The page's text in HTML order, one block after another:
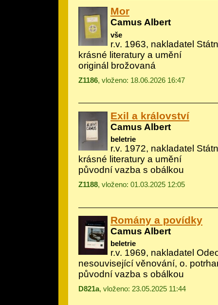
Mor
Camus Albert
vše
r.v. 1963, nakladatel
krásné literatury a umění
originál brožovaná
Z1186, vloženo: 18.06.2026 16:47
Exil a království
Camus Albert
beletrie
r.v. 1972, nakladatel
krásné literatury a umění
původní vazba s obálkou
Z1188, vloženo: 01.03.2025 12:05
Romány a povídky
Camus Albert
beletrie
r.v. 1969, nakladatel
nesouvisející věnování, o.
původní vazba s obálkou
D821a, vloženo: 23.05.2025 11:44